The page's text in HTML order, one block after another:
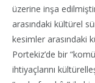
üzerine inşa
arasındaki kültürel
kesimler arasındaki
Portekiz’de bir
ihtiyaçlarını